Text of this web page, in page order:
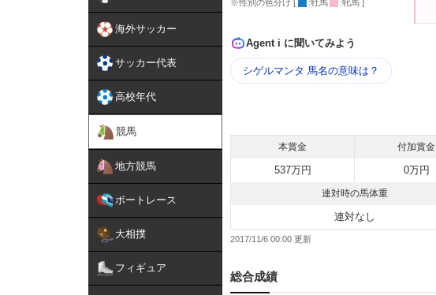
海外サッカー
サッカー代表
高校年代
競馬
地方競馬
ボートレース
大相撲
フィギュア
※性別の色分け [ :牡馬 :牝馬 ]
Agent i に聞いてみよう
シゲルマンタ 馬名の意味は？
本賞金 付加賞金
537万円 0万円
連対時の馬体重
連対なし
2017/11/6 00:00
総合成績